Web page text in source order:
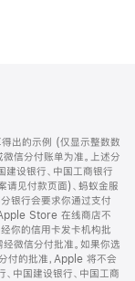
出的示例 (仅显示整数数
信分付账单为准。上述分
设银行、中国工商银行
请见付款页面)、蚂蚁金服
银行会要求你通过支付
Store 在线商店不
你的信用卡发卡机构批
经微信分付批准。如果你选
付的批准，Apple 将不会
中国建设银行、中国工商